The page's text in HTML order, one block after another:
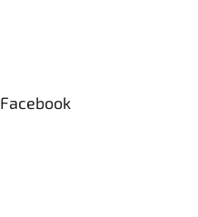
Facebook